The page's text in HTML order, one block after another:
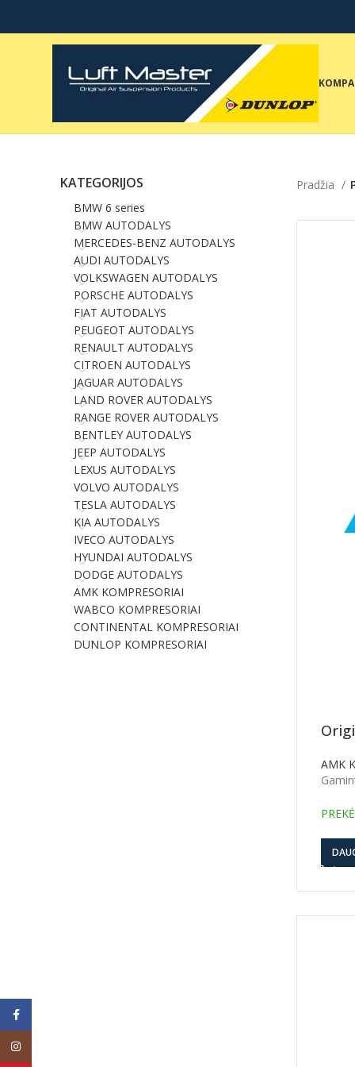
KATEGORIJOS
BMW 6 series
BMW AUTODALYS
MERCEDES-BENZ AUTODALYS
AUDI AUTODALYS
VOLKSWAGEN AUTODALYS
PORSCHE AUTODALYS
FIAT AUTODALYS
PEUGEOT AUTODALYS
RENAULT AUTODALYS
CITROEN AUTODALYS
JAGUAR AUTODALYS
LAND ROVER AUTODALYS
RANGE ROVER AUTODALYS
BENTLEY AUTODALYS
JEEP AUTODALYS
LEXUS AUTODALYS
VOLVO AUTODALYS
TESLA AUTODALYS
KIA AUTODALYS
IVECO AUTODALYS
HYUNDAI AUTODALYS
DODGE AUTODALYS
AMK KOMPRESORIAI
WABCO KOMPRESORIAI
CONTINENTAL KOMPRESORIAI
DUNLOP KOMPRESORIAI
Pradžia
AMK